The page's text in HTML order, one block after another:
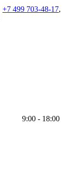
+7 499 703-48-17,
9:00 - 18:00